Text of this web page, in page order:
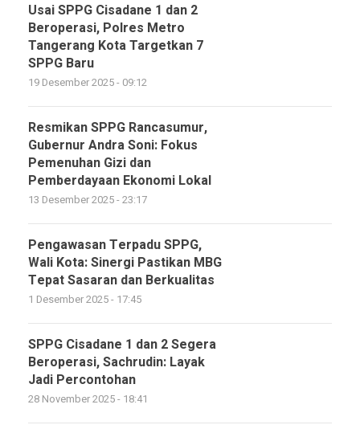
Usai SPPG Cisadane 1 dan 2
Beroperasi, Polres Metro
Tangerang Kota Targetkan 7
SPPG Baru
19 Desember 2025 - 09:12
Resmikan SPPG Rancasumur,
Gubernur Andra Soni: Fokus
Pemenuhan Gizi dan
Pemberdayaan Ekonomi Lokal
13 Desember 2025 - 23:17
Pengawasan Terpadu SPPG,
Wali Kota: Sinergi Pastikan MBG
Tepat Sasaran dan Berkualitas
1 Desember 2025 - 17:45
SPPG Cisadane 1 dan 2 Segera
Beroperasi, Sachrudin: Layak
Jadi Percontohan
28 November 2025 - 18:41